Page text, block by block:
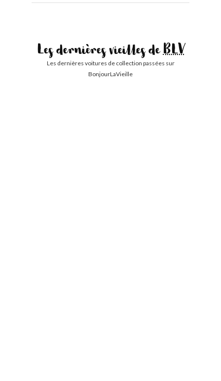
Les dernières vieilles deBLV
Les dernières voitures de collection passées sur
BonjourLaVieille